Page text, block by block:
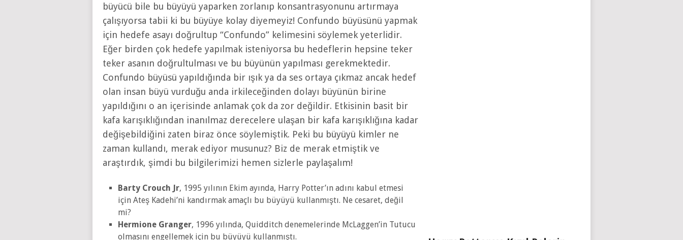
büyücü bile bu büyüyü yaparken zorlanıp konsantrasyonunu artırmaya
çalışıyorsa tabii ki bu büyüye kolay diyemeyiz! Confundo büyüsünü yapmak
için hedefe asayı doğrultup “Confundo” kelimesini söylemek yeterlidir.
Eğer birden çok hedefe yapılmak isteniyorsa bu hedeflerin hepsine teker
teker asanın doğrultulması ve bu büyünün yapılması gerekmektedir.
Confundo büyüsü yapıldığında bir ışık ya da ses ortaya çıkmaz ancak hedef
olan insan büyü vurduğu anda irkileceğinden dolayı büyünün birine
yapıldığını o an içerisinde anlamak çok da zor değildir. Etkisinin basit bir
kafa karışıklığından inanılmaz derecelere ulaşan bir kafa karışıklığına kadar
değişebildiğini zaten biraz önce söylemiştik. Peki bu büyüyü kimler ne
zaman kullandı, merak ediyor musunuz? Biz de merak etmiştik ve
araştırdık, şimdi bu bilgilerimizi hemen sizlerle paylaşalım!
Barty Crouch Jr, 1995 yılının Ekim ayında, Harry Potter’ın adını kabul etmesi
için Ateş Kadehi’ni kandırmak amaçlı bu büyüyü kullanmıştı. Ne cesaret, değil
mi?
Hermione Granger, 1996 yılında, Quidditch denemelerinde McLaggen’in Tutucu
olmasını engellemek için bu büyüyü kullanmıştı.